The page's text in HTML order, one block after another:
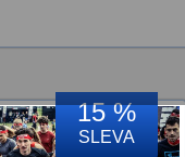
15 %
SLEVA